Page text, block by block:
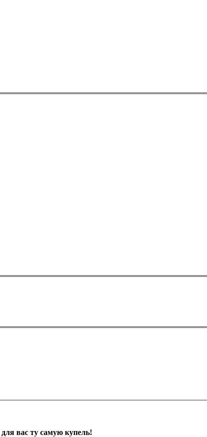
вас ту самую купель!